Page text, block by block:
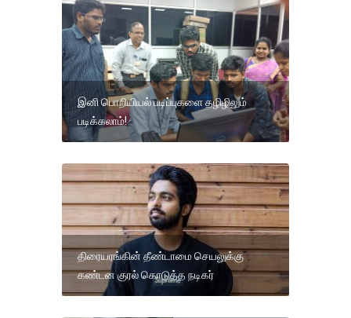
இனி பொறியியல் படிப்புகளை தழிழிலும்
படிக்கலாம்!
திரையரங்கின் தீண்டாமை செயலுக்கு
கண்டன குரல் கொடுத்த நடிகர்